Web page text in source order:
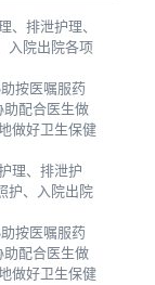
、排泄护理、
入院出院各项
按医嘱服药
助配合医生做
做好卫生保健
理、排泄护
护、入院出院
按医嘱服药
助配合医生做
做好卫生保健